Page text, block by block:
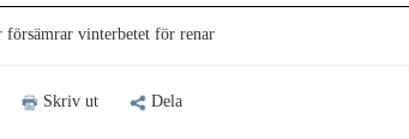
försämrar vinterbetet för renar
Skriv ut Dela